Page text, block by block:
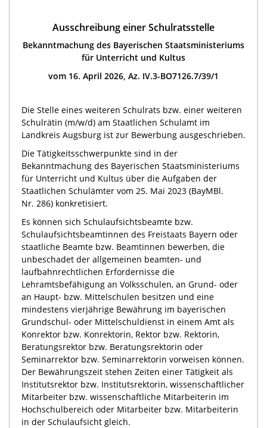
Ausschreibung einer Schulratsstelle
Bekanntmachung des Bayerischen Staatsministeriums
für Unterricht und Kultus
vom 16. April 2026, Az. IV.3-BO7126.7/39/1
Die Stelle eines weiteren Schulrats bzw. einer weiteren
Schulrätin (m/w/d) am Staatlichen Schulamt im
Landkreis Augsburg ist zur Bewerbung ausgeschrieben.
Die Tätigkeitsschwerpunkte sind in der
Bekanntmachung des Bayerischen Staatsministeriums
für Unterricht und Kultus über die Aufgaben der
Staatlichen Schulämter vom 25. Mai 2023 (BayMBl.
Nr. 286) konkretisiert.
Es können sich Schulaufsichtsbeamte bzw.
Schulaufsichtsbeamtinnen des Freistaats Bayern oder
staatliche Beamte bzw. Beamtinnen bewerben, die
unbeschadet der allgemeinen beamten- und
laufbahnrechtlichen Erfordernisse die
Lehramtsbefähigung an Volksschulen, an Grund- oder
an Haupt- bzw. Mittelschulen besitzen und eine
mindestens vierjährige Bewährung im bayerischen
Grundschul- oder Mittelschuldienst in einem Amt als
Konrektor bzw. Konrektorin, Rektor bzw. Rektorin,
Beratungsrektor bzw. Beratungsrektorin oder
Seminarrektor bzw. Seminarrektorin vorweisen können.
Der Bewährungszeit stehen Zeiten einer Tätigkeit als
Institutsrektor bzw. Institutsrektorin, wissenschaftlicher
Mitarbeiter bzw. wissenschaftliche Mitarbeiterin im
Hochschulbereich oder Mitarbeiter bzw. Mitarbeiterin
in der Schulaufsicht gleich.